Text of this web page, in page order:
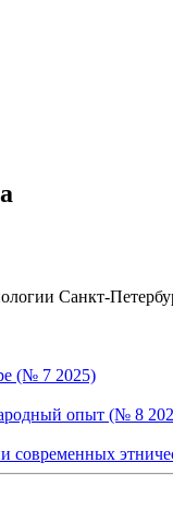
Санкт-
(№ 7 2025)
опыт (№ 8
современных